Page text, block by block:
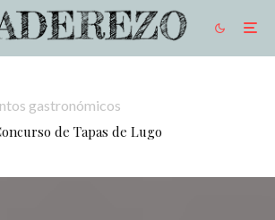
gastronómicos
de Tapas de Lugo